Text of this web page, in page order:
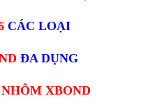
CÁC LOẠI
ĐA DỤNG
NHÔM XBOND